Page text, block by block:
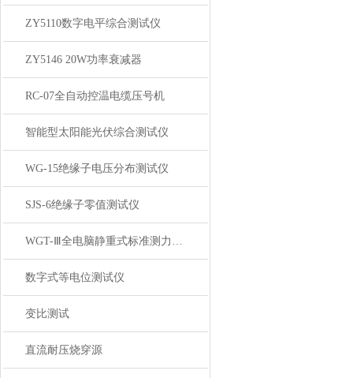
ZY5110数字电平综合测试仪
ZY5146 20W功率衰减器
RC-07全自动控温电缆压号机
智能型太阳能光伏综合测试仪
WG-15绝缘子电压分布测试仪
SJS-6绝缘子零值测试仪
WGT-Ⅲ全电脑静重式标准测力机（卧式）
数字式等电位测试仪
变比测试
直流耐压烧穿源